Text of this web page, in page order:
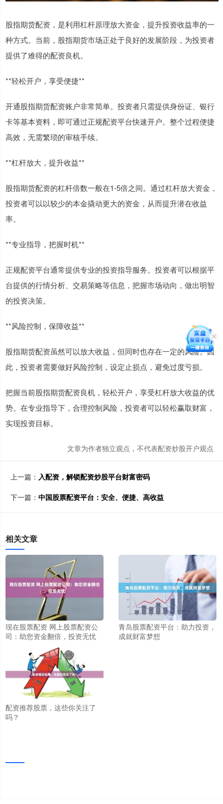
股指期货配资，是利用杠杆原理放大资金，提升投资收益率的一
种方式。当前，股指期货市场正处于良好的发展阶段，为投资者
提供了难得的配资良机。
**轻松开户，享受便捷**
开通股指期货配资账户非常简单。投资者只需提供身份证、银行
卡等基本资料，即可通过正规配资平台快速开户。整个过程便捷
高效，无需繁琐的审核手续。
**杠杆放大，提升收益**
股指期货配资的杠杆倍数一般在1-5倍之间。通过杠杆放大资金，
投资者可以以较少的本金撬动更大的资金，从而提升潜在收益
率。
**专业指导，把握时机**
正规配资平台通常提供专业的投资指导服务。投资者可以根据平
台提供的行情分析、交易策略等信息，把握市场动向，做出明智
的投资决策。
**风险控制，保障收益**
股指期货配资虽然可以放大收益，但同时也存在一定的风险。因
此，投资者需要做好风险控制，设定止损点，避免过度亏损。
把握当前股指期货配资良机，轻松开户，享受杠杆放大收益的优
势。在专业指导下，合理控制风险，投资者可以轻松赢取财富，
实现投资目标。
文章为作者独立观点，不代表配资炒股开户观点
上一篇： 入配资，解锁配资炒股平台财富密码
下一篇： 中国股票配资平台：安全、便捷、高收益
相关文章
现在股票配资 网上股票配资公
司：助您资金翻倍，投资无忧
青岛股票配资平台：助力投资，
成就财富梦想
配资推荐股票，这些你关注了
吗？